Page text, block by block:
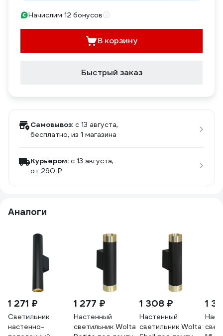
Начислим 12 бонусов
В корзину
Быстрый заказ
Самовывоз: c 13 августа,
бесплатно, из 1 магазина
Курьером: c 13 августа,
от 290 ₽
Аналоги
1 271 ₽
Светильник
настенно-
1 277 ₽
Настенный
светильник Wolta
1 308 ₽
Настенный
светильник Wolta
1